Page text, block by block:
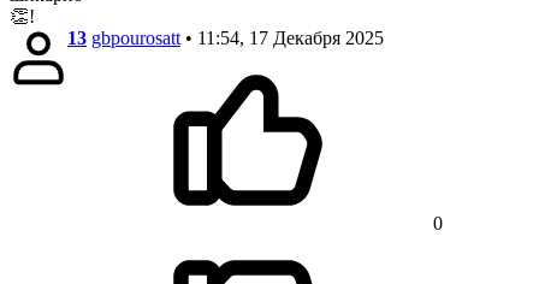
👏!
13 gbpourosatt • 11:54, 17 Декабря 2025
0